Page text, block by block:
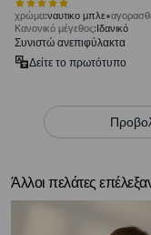
χρώμα:ναυτικο μπλε
Κανονικό μέγεθος:Ιδανικό
Συνιστώ ανεπιφύλακτα
Δείτε το πρωτότυπο
Άλλοι πελάτες